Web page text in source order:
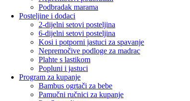
Podbradak marama
Posteljine i dodaci
2-dijelni setovi posteljina
6-dijelni setovi posteljina
Kosi i potporni jastuci za spavanje
Nepremočive podloge za madrac
Plahte s lastikom
Popluni i jastuci
Program za kupanje
Bambus ogrtači za bebe
Pamučni ručnici za kupanje